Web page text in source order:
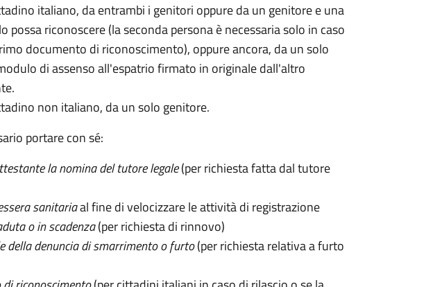
italiano, da entrambi i genitori oppure da un genitore e una
possa riconoscere (la seconda persona è necessaria solo in caso
documento di riconoscimento), oppure ancora, da un solo
di assenso all'espatrio firmato in originale dall'altro
non italiano, da un solo genitore.
portare con sé:
la nomina del tutore legale(per richiesta fatta dal tutore
sanitariaal fine di velocizzare le attività di registrazione
o in scadenza(per richiesta di rinnovo)
della denuncia di smarrimento o furto(per richiesta relativa a furto